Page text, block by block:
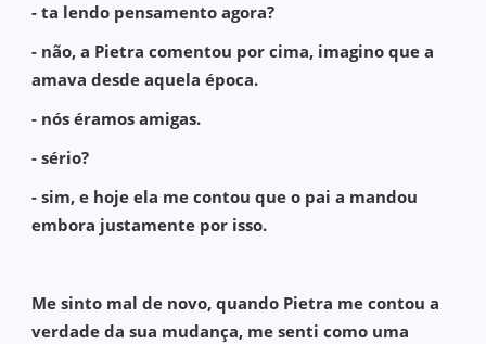
- ta lendo pensamento agora?
- não, a Pietra comentou por cima, imagino que a
amava desde aquela época.
- nós éramos amigas.
- sério?
- sim, e hoje ela me contou que o pai a mandou
embora justamente por isso.
Me sinto mal de novo, quando Pietra me contou a
verdade da sua mudança, me senti como uma